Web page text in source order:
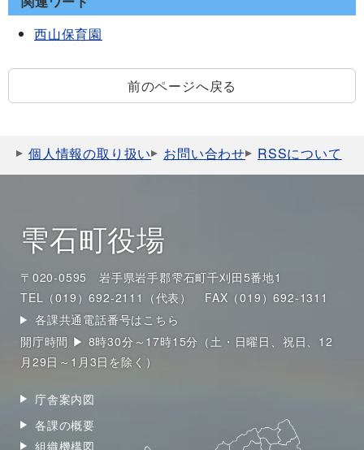
西山保育園
前のページへ戻る
個人情報の取り扱い お問い合わせ RSSについて
雫石町役場
〒020-0595 岩手県岩手郡雫石町千刈田5番地1
TEL（019）692-2111（代表）
FAX（019）692-1311
各課共通電話番号はこちら
開庁時間 ▶ 8時30分～17時15分（土・日曜日、祝日、12
月29日～1月3日を除く）
庁舎案内図
各課の概要
組織機構図